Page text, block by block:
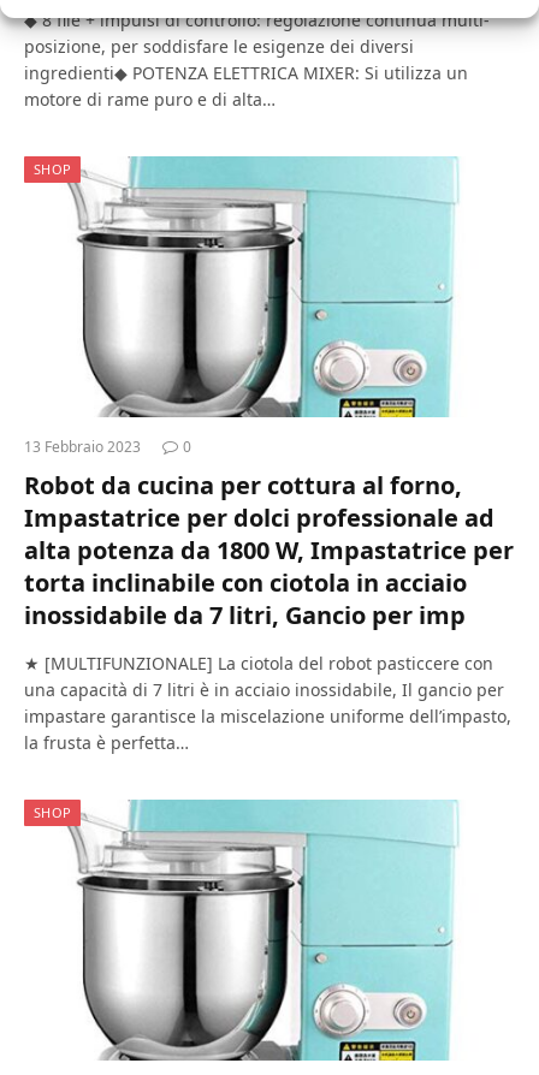
◆ 8 file + impulsi di controllo: regolazione continua multi-
posizione, per soddisfare le esigenze dei diversi
ingredienti◆ POTENZA ELETTRICA MIXER: Si utilizza un
motore di rame puro e di alta…
SHOP
13 Febbraio 2023 0
Robot da cucina per cottura al forno,
Impastatrice per dolci professionale ad
alta potenza da 1800 W, Impastatrice per
torta inclinabile con ciotola in acciaio
inossidabile da 7 litri, Gancio per imp
★ [MULTIFUNZIONALE] La ciotola del robot pasticcere con
una capacità di 7 litri è in acciaio inossidabile, Il gancio per
impastare garantisce la miscelazione uniforme dell’impasto,
la frusta è perfetta…
SHOP